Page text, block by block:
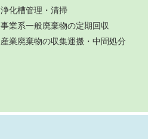
浄化槽管理・清掃
事業系一般廃棄物の定期回収
産業廃棄物の収集運搬・中間処分